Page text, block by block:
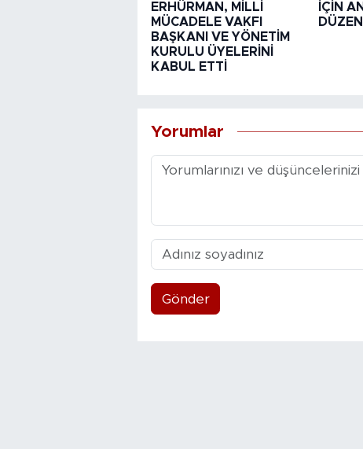
ERHÜRMAN, MİLLİ
MÜCADELE VAKFI
BAŞKANI VE YÖNETİM
KURULU ÜYELERİNİ
KABUL ETTİ
İÇİN
Yorumlar
Gönder